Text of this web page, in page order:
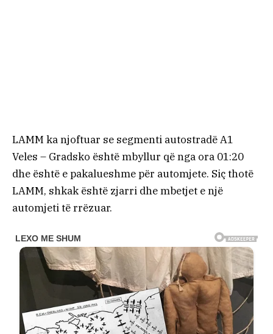
LAMM ka njoftuar se segmenti autostradë A1
Veles – Gradsko është mbyllur që nga ora 01:20
dhe është e pakalueshme për automjete. Siç thotë
LAMM, shkak është zjarri dhe mbetjet e një
automjeti të rrëzuar.